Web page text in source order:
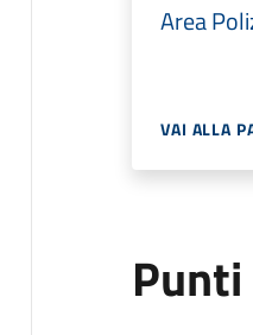
Area
VAI ALLA